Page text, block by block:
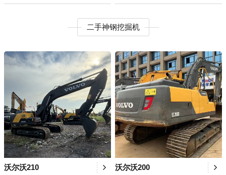
二手神钢挖掘机
沃尔沃210 沃尔沃200